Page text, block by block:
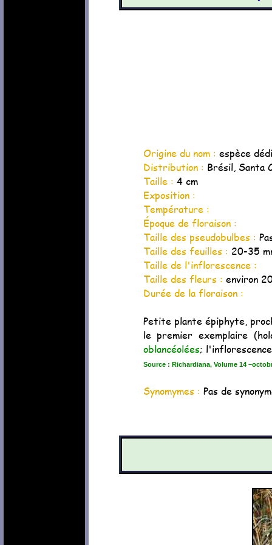
Origine du nom : espèce
Distribution : Brésil, Santa
Taille : 4 cm
Exposition :
Température :
Époque de floraison :
Taille des pseudobulbes :
Taille des feuilles : 20-35
Taille de l'inflorescence :
Taille des fleurs : environ
Durée de la floraison :
Petite plante épiphyte,
le premier exemplaire
oblancéolées;
Source : Richardiana, Volume 14
Synomymes : Pas de